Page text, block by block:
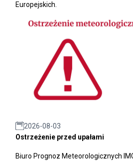
Europejskich.
2026-08-03
Ostrzeżenie przed upałami
Biuro Prognoz Meteorologicznych